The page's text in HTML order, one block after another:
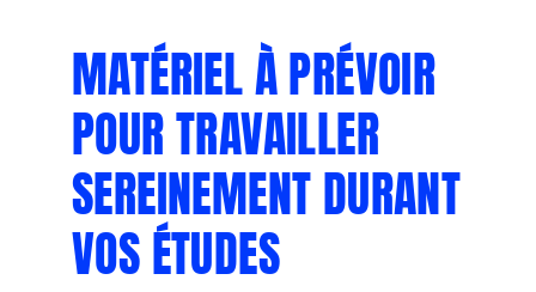
MATÉRIEL À PRÉVOIR
POUR TRAVAILLER
SEREINEMENT DURANT
VOS ÉTUDES